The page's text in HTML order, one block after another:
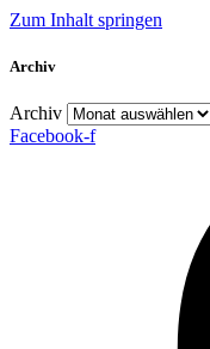
Zum Inhalt springen
Archiv
Archiv
Facebook-f